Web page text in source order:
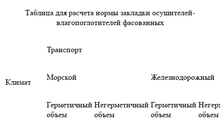
Таблица для расчета нормы закладки осушителей-
влагопоглотителей фасованных
Климат
Транспорт
Морской Железнодорожный
Герметичный
объем
Негерметичный
объем
Герметичный
объем
объем